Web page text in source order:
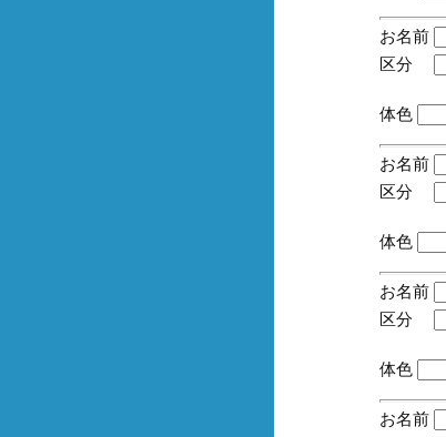
お名前
区分
(
体色
お名前
区分
(
体色
お名前
区分
(
体色
お名前